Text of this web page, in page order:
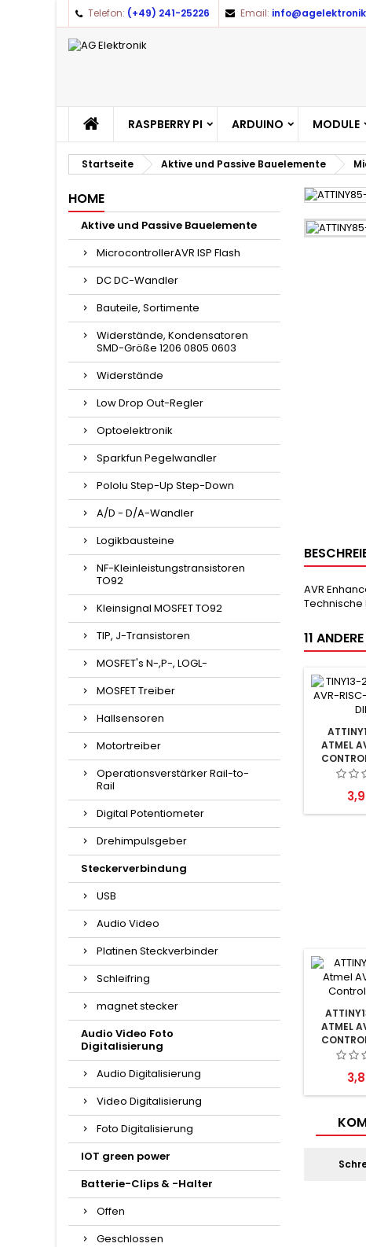
Telefon: (+49) 241-25226 Email:
RASPBERRY PI ARDUINO MODULE
Startseite Aktive und Passive Bauelemente
HOME
Aktive und Passive Bauelemente
MicrocontrollerAVR ISP Flash
DC DC-Wandler
Bauteile, Sortimente
Widerstände, Kondensatoren
SMD-Größe 1206 0805 0603
Widerstände
Low Drop Out-Regler
Optoelektronik
Sparkfun Pegelwandler
Pololu Step-Up Step-Down
A/D - D/A-Wandler
Logikbausteine
NF-Kleinleistungstransistoren
TO92
Kleinsignal MOSFET TO92
TIP, J-Transistoren
MOSFET's N-,P-, LOGL-
MOSFET Treiber
Hallsensoren
Motortreiber
Operationsverstärker Rail-to-
Rail
Digital Potentiometer
Drehimpulsgeber
Steckerverbindung
USB
Audio Video
Platinen Steckverbinder
Schleifring
magnet stecker
Audio Video Foto
Digitalisierung
Audio Digitalisierung
Video Digitalisierung
Foto Digitalisierung
IOT green power
Batterie-Clips & -Halter
Offen
Geschlossen
AVR
Technische
11
ATMEL
ATMEL